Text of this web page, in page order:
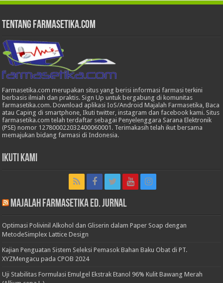
Tentang Farmasetika.com
Farmasetika.com merupakan situs yang berisi informasi farmasi terkini
berbasis ilmiah dan praktis. Sign Up untuk bergabung di komunitas
farmasetika.com. Download aplikasi IoS/Android Majalah Farmasetika, Baca
atau Caping di smartphone, Ikuti twitter, instagram dan facebook kami. Situs
farmasetika.com telah terdaftar sebagai Penyelenggara Sarana Elektronik
(PSE) nomor 127800022032400060001. Terimakasih telah ikut bersama
memajukan bidang farmasi di Indonesia.
Ikuti Kami
Majalah Farmasetika Ed. Jurnal
Optimasi Polivinil Alkohol dan Gliserin dalam Paper Soap dengan
MetodeSimplex Lattice Design
Kajian Penguatan Sistem Seleksi Pemasok Bahan Baku Obat di PT.
XYZMengacu pada CPOB 2024
Uji Stabilitas Formulasi Emulgel Ekstrak Etanol 96% Kulit Bawang Merah